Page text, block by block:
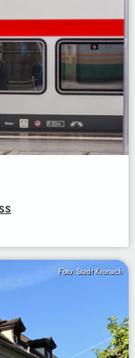
Foto: Stadt Kronach